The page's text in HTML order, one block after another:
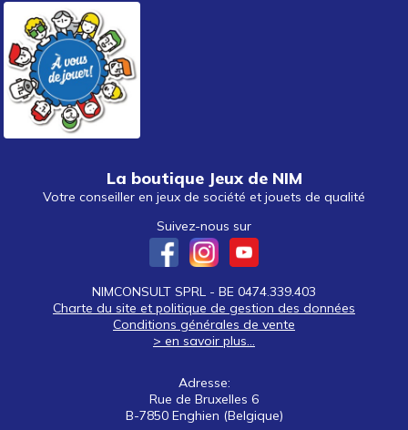
La boutique Jeux de NIM
Votre conseiller en jeux de société et jouets de qualité
Suivez-nous sur
NIMCONSULT SPRL - BE 0474.339.403
Charte du site et politique de gestion des données
Conditions générales de vente
> en savoir plus...
Adresse:
Rue de Bruxelles 6
B-7850 Enghien (Belgique)